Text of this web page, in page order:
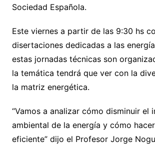
Sociedad Española.
Este viernes a partir de las 9:30 hs
disertaciones dedicadas a las
estas jornadas técnicas son
la temática tendrá que ver con la
la matriz energética.
“Vamos a analizar cómo disminuir el
ambiental de la energía y cómo
eficiente” dijo el Profesor Jorge